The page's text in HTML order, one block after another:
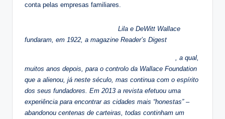
conta pelas empresas familiares.
Lila e DeWitt Wallace
fundaram, em 1922, a magazine Reader’s Digest
, a qual,
muitos anos depois, para o controlo da Wallace Foundation
que a alienou, já neste século, mas continua com o espírito
dos seus fundadores. Em 2013 a revista efetuou uma
experiência para encontrar as cidades mais “honestas” –
abandonou centenas de carteiras, todas continham um